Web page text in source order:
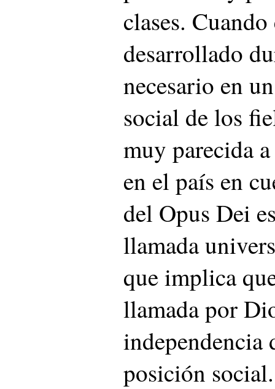
clases.
desarrollado
necesario en
social de los
muy parecida
en el país en
del Opus Dei
llamada
que implica
llamada por
independencia
posición social.